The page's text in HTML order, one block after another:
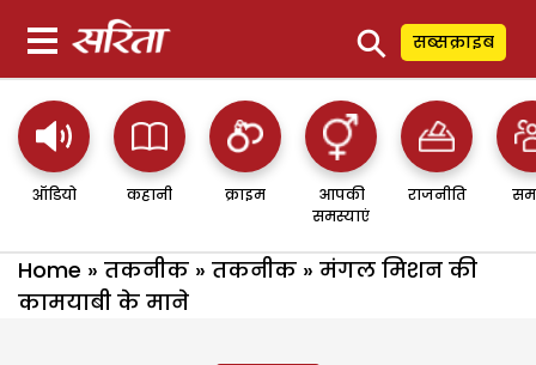
⚲ सब्सक्राइब
ऑडियो कहानी क्राइम
आपकी
समस्याएं
राजनीति
Home » तकनीक » तकनीक » मंगल मिशन की
कामयाबी के माने